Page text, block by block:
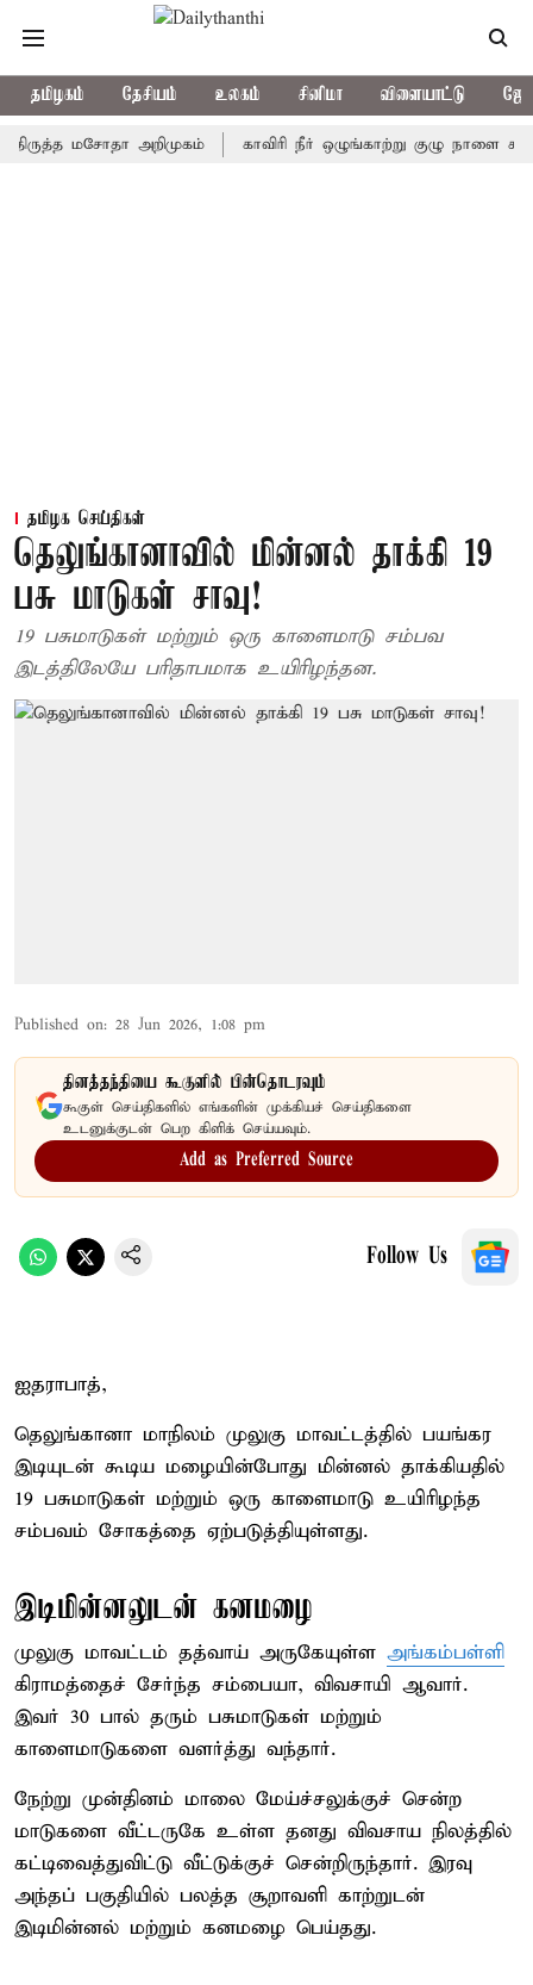
தமிழகம் தேசியம் உலகம் சினிமா விளையாட்டு
மசோதா அறிமுகம் காவிரி நீர் ஒழுங்காற்று குழு நாளை கூடுகிறது
தமிழக செய்திகள்
தெலுங்கானாவில் மின்னல் தாக்கி 19
பசு மாடுகள் சாவு!
19 பசுமாடுகள் மற்றும் ஒரு காளைமாடு சம்பவ
இடத்திலேயே பரிதாபமாக உயிரிழந்தன.
Published on: 28 Jun 2026, 1:08 pm
தினத்தந்தியை கூகுளில் பின்தொடரவும்
கூகுள் செய்திகளில் எங்களின் முக்கியச் செய்திகளை
உடனுக்குடன் பெற கிளிக் செய்யவும்.
Add as Preferred Source
Follow Us
ஐதராபாத்,
தெலுங்கானா மாநிலம் முலுகு மாவட்டத்தில் பயங்கர
இடியுடன் கூடிய மழையின்போது மின்னல் தாக்கியதில்
19 பசுமாடுகள் மற்றும் ஒரு காளைமாடு உயிரிழந்த
சம்பவம் சோகத்தை ஏற்படுத்தியுள்ளது.
இடிமின்னலுடன் கனமழை
முலுகு மாவட்டம் தத்வாய் அருகேயுள்ள அங்கம்பள்ளி
கிராமத்தைச் சேர்ந்த சம்பையா, விவசாயி ஆவார்.
இவர் 30 பால் தரும் பசுமாடுகள் மற்றும்
காளைமாடுகளை வளர்த்து வந்தார்.
நேற்று முன்தினம் மாலை மேய்ச்சலுக்குச் சென்ற
மாடுகளை வீட்டருகே உள்ள தனது விவசாய நிலத்தில்
கட்டிவைத்துவிட்டு வீட்டுக்குச் சென்றிருந்தார். இரவு
அந்தப் பகுதியில் பலத்த சூறாவளி காற்றுடன்
இடிமின்னல் மற்றும் கனமழை பெய்தது.